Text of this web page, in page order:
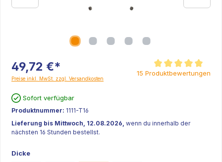
49,72 €*
Preise inkl. MwSt. zzgl. Versandkosten
Durchschnittliche
15 Produktbewertungen
Sofort verfügbar
Produktnummer: 1111-T16
Lieferung bis Mittwoch, 12.08.2026, wenn du innerhalb der
nächsten 16 Stunden bestellst.
Dicke